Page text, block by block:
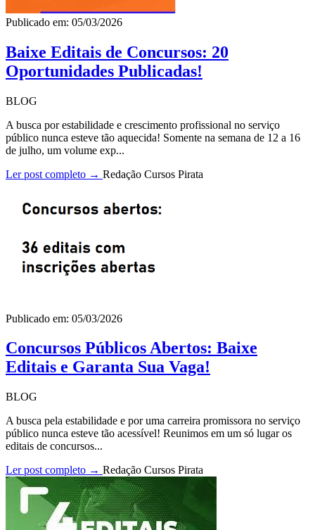
Publicado em: 05/03/2026
Baixe Editais de Concursos: 20
Oportunidades Publicadas!
BLOG
A busca por estabilidade e crescimento profissional no serviço
público nunca esteve tão aquecida! Somente na semana de 12 a 16
de julho, um volume exp...
Ler post completo → Redação Cursos Pirata
Publicado em: 05/03/2026
Concursos Públicos Abertos: Baixe
Editais e Garanta Sua Vaga!
BLOG
A busca pela estabilidade e por uma carreira promissora no serviço
público nunca esteve tão acessível! Reunimos em um só lugar os
editais de concursos...
Ler post completo → Redação Cursos Pirata